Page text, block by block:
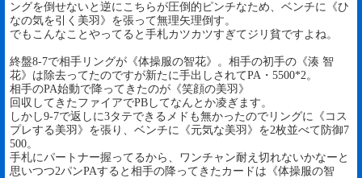
ングを倒せないと逆にこちらが圧倒的ピンチなため、ベンチに《ひ
なの気を引く美羽》を張って無理矢理倒す。
でもこんなことやってると手札カツカツすぎてジリ貧ですよね。
終盤8-7で相手リングが《体操服の智花》。相手の初手の《湊 智
花》は除去ってたのですが新たに手出しされてPA・5500*2。
相手のPA始動で降ってきたのが《笑顔の美羽》
回収してきたファイアでPBしてなんとか凌ぎます。
しかし9-7で返しに3タテできるメドも無かったのでリングに《コス
プレする美羽》を張り、ベンチに《元気な美羽》を2枚並べて防御7
500。
手札にパートナー握ってるから、ワンチャン耐え切れないかなーと
思いつつ2パンPAすると相手の降ってきたカードは《体操服の智